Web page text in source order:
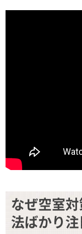
なぜ空室
法ばかり